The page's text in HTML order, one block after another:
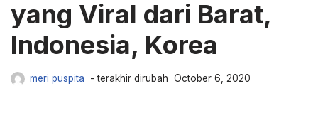
yang Viral dari Barat,
Indonesia, Korea
meri puspita October 6, 2020